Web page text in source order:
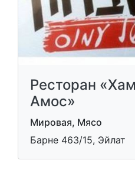
Ресторан
Амос»
Мировая, Мясо
Барне 463/15, Эйлат